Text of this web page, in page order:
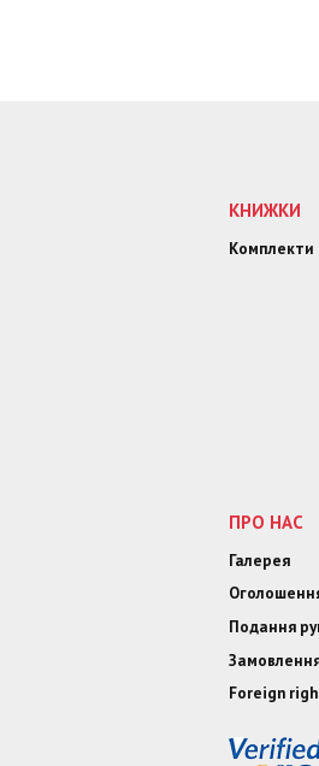
КНИЖКИ
Комплекти
ПРО НАС
Галерея
Подання
Foreign